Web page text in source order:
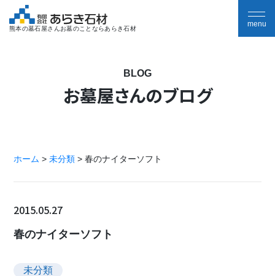
熊本の墓石屋さんお墓のことならあらき石材
BLOG
お墓屋さんのブログ
ホーム >未分類 >春のナイターソフト
2015.05.27
春のナイターソフト
未分類